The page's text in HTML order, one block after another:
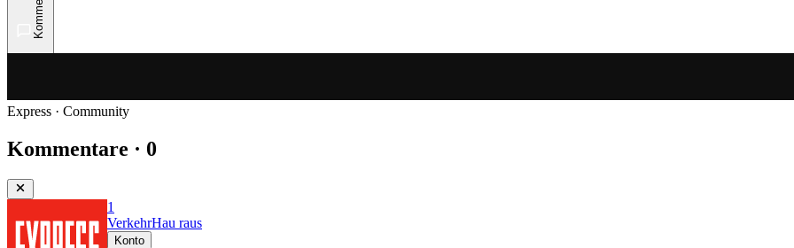
Express · Community
Kommentare · 0
1
VerkehrHau raus
Konto